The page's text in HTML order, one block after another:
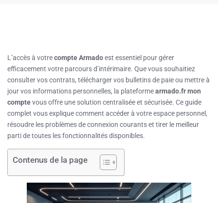
L’accès à votrecompte Armadoest essentiel pour gérer
efficacement votre parcours d’intérimaire. Que vous souhaitiez
consulter vos contrats, télécharger vos bulletins de paie ou mettre à
jour vos informations personnelles, la plateformearmado.fr mon
comptevous offre une solution centralisée et sécurisée. Ce guide
complet vous explique comment accéder à votre espace personnel,
résoudre les problèmes de connexion courants et tirer le meilleur
parti de toutes les fonctionnalités disponibles.
Contenus de la page